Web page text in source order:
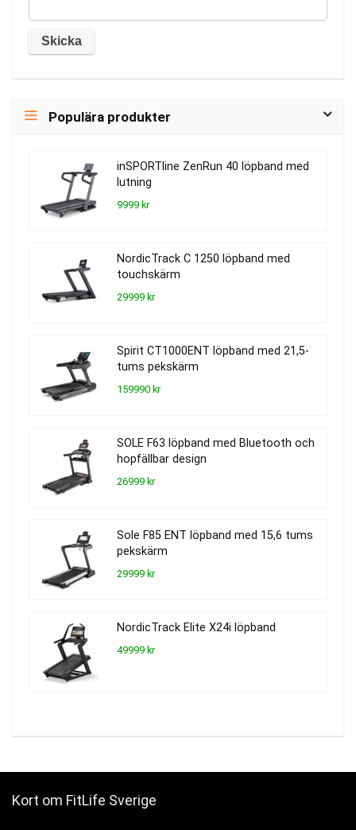
Populära produkter
inSPORTline ZenRun 40 löpband med
lutning
9999 kr
NordicTrack C 1250 löpband med
touchskärm
29999 kr
Spirit CT1000ENT löpband med 21,5-
tums pekskärm
159990 kr
SOLE F63 löpband med Bluetooth och
hopfällbar design
26999 kr
Sole F85 ENT löpband med 15,6 tums
pekskärm
29999 kr
NordicTrack Elite X24i löpband
49999 kr
Kort om FitLife Sverige